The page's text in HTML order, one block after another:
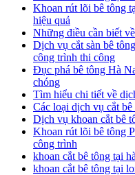
Khoan rút lõi bê tông
hiệu quả
Những điều cần biết
Dịch vụ cắt sàn bê
công trình thi công
Đục phá bê tông Hà
chóng
Tìm hiểu chi tiết về
Các loại dịch vụ cắt
Dịch vụ khoan cắt bê
Khoan rút lõi bê tông
công trình
khoan cắt bê tông tại
khoan cắt bê tông tại